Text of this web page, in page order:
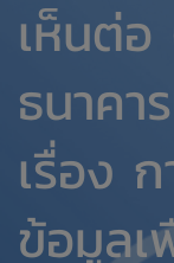
เห็นต่อ
ธนาคา
เรื่อง
ข้อมูล